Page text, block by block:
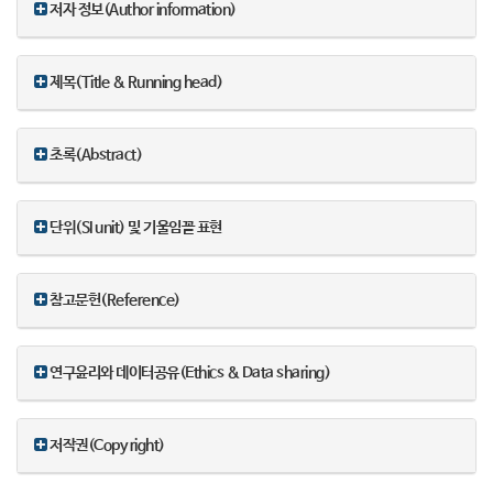
저자 정보(Author information)
제목(Title & Running head)
초록(Abstract)
단위(SI unit) 및 기울임꼴 표현
참고문헌(Reference)
연구윤리와 데이터공유(Ethics & Data sharing)
저작권(Copy right)